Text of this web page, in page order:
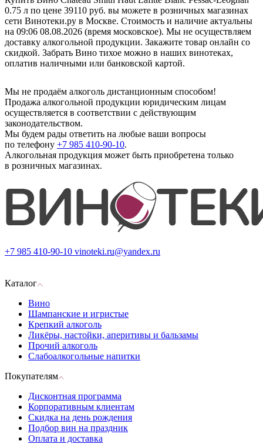
0.75 л по цене 39110 руб. вы можете в розничных магазинах
сети Винотеки.ру в Москве. Стоимость и наличие актуальны
на 09:06 08.08.2026 (время московское). Мы не осуществляем
доставку алкогольной продукции. Закажите товар онлайн со
скидкой. Забрать Вино тихое можно в наших винотеках,
оплатив наличными или банковской картой.
Мы не продаём алкоголь дистанционным способом!
Продажа алкогольной продукции юридическим лицам
осуществляется в соответствии с действующим
законодательством.
Мы будем рады ответить на любые ваши вопросы
по телефону +7 985 410-90-10.
Алкогольная продукция может быть приобретена только
в розничных магазинах.
+7 985 410-90-10 vinoteki.ru@yandex.ru
Каталог
Вино
Шампанские и игристые
Крепкий алкоголь
Ликёры, настойки, аперитивы и бальзамы
Прочий алкоголь
Слабоалкогольные напитки
Покупателям
Дисконтная программа
Корпоративным клиентам
Скидка на день рождения
Подбор вин на праздник
Оплата и доставка